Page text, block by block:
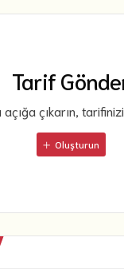
Tarif
açığa çıkarın,
Oluşturun